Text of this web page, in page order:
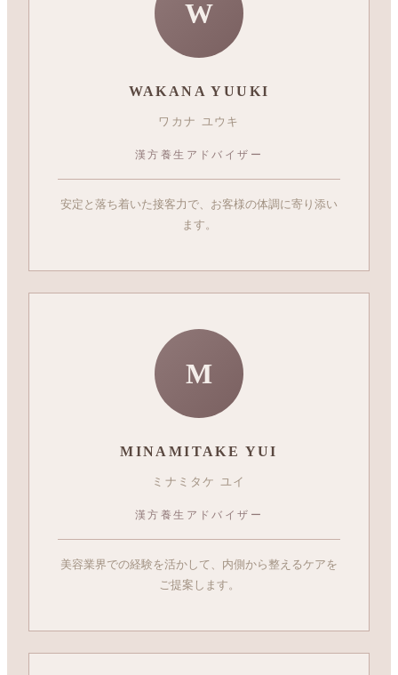
W
WAKANA YUUKI
ワカナ ユウキ
漢方養生アドバイザー
安定と落ち着いた接客力で、お客様の体調に寄り添い
ます。
M
MINAMITAKE YUI
ミナミタケ ユイ
漢方養生アドバイザー
美容業界での経験を活かして、内側から整えるケアを
ご提案します。